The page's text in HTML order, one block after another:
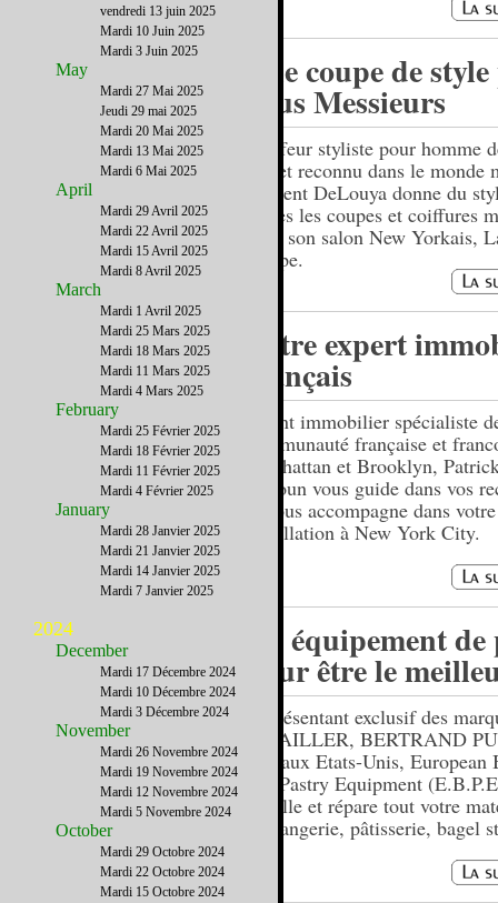
Une coupe de
vous Messieurs
Coiffeur styliste pour homme
ans et reconnu dans le monde
Laurent DeLouya donne du
toutes les coupes et coiffures
dans son salon New Yorkais,
Coupe.
Votre expert
français
Agent immobilier spécialiste
communauté française et
Manhattan et Brooklyn,
Hayoun vous guide dans vos
et vous accompagne dans votre
installation à New York City.
Un équipement
pour être le
Représentant exclusif des
PAVAILLER, BERTRAND
CFI aux Etats-Unis, European
and Pastry Equipment
installe et répare tout votre
boulangerie, pâtisserie, bagel
vendredi 13 juin 2025
Mardi 10 Juin 2025
Mardi 3 Juin 2025
May
Mardi 27 Mai 2025
Jeudi 29 mai 2025
Mardi 20 Mai 2025
Mardi 13 Mai 2025
Mardi 6 Mai 2025
April
Mardi 29 Avril 2025
Mardi 22 Avril 2025
Mardi 15 Avril 2025
Mardi 8 Avril 2025
March
Mardi 1 Avril 2025
Mardi 25 Mars 2025
Mardi 18 Mars 2025
Mardi 11 Mars 2025
Mardi 4 Mars 2025
February
Mardi 25 Février 2025
Mardi 18 Février 2025
Mardi 11 Février 2025
Mardi 4 Février 2025
January
Mardi 28 Janvier 2025
Mardi 21 Janvier 2025
Mardi 14 Janvier 2025
Mardi 7 Janvier 2025
2024
December
Mardi 17 Décembre 2024
Mardi 10 Décembre 2024
Mardi 3 Décembre 2024
November
Mardi 26 Novembre 2024
Mardi 19 Novembre 2024
Mardi 12 Novembre 2024
Mardi 5 Novembre 2024
October
Mardi 29 Octobre 2024
Mardi 22 Octobre 2024
Mardi 15 Octobre 2024